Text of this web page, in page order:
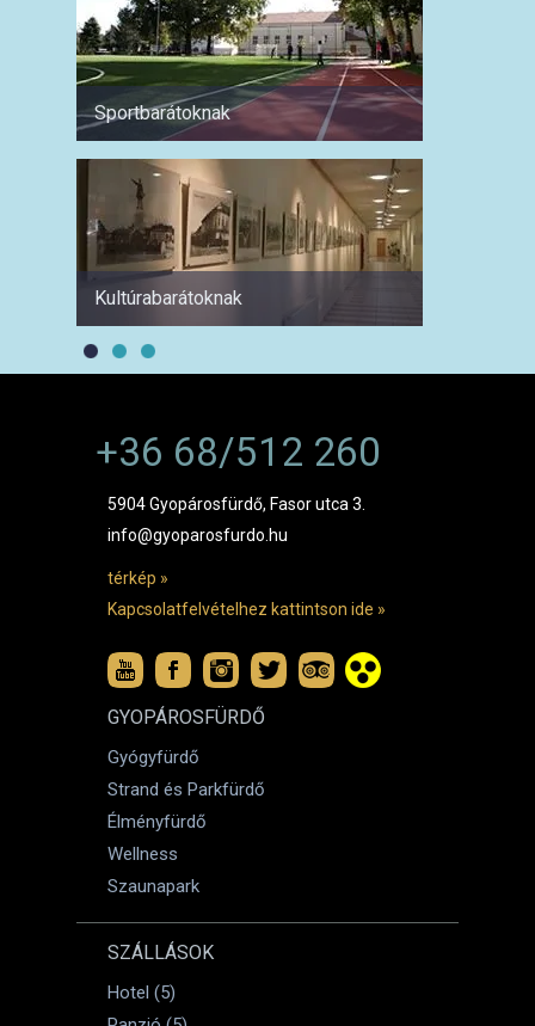
Sportbarátoknak
Kultúrabarátoknak
+36 68/512 260
5904 Gyopárosfürdő, Fasor utca 3.
info@gyoparosfurdo.hu
térkép »
Kapcsolatfelvételhez kattintson ide »
GYOPÁROSFÜRDŐ
Gyógyfürdő
Strand és Parkfürdő
Élményfürdő
Wellness
Szaunapark
SZÁLLÁSOK
Hotel (5)